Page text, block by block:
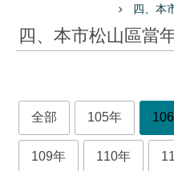
四、本
四、本市松山區當
全部 105年
109年 110年